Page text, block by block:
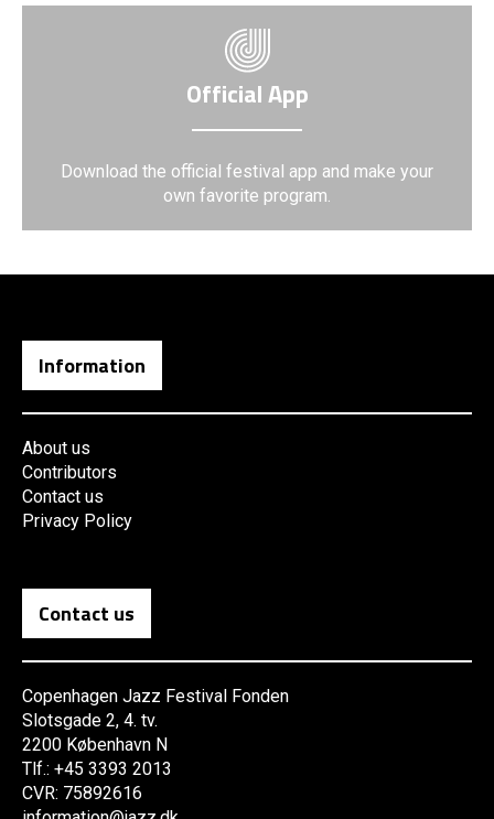
Official App
Download the official festival app and make your
own favorite program.
Information
About us
Contributors
Contact us
Privacy Policy
Contact us
Copenhagen Jazz Festival Fonden
Slotsgade 2, 4. tv.
2200 København N
Tlf.: +45 3393 2013
CVR: 75892616